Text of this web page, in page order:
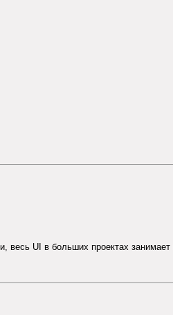
весь UI в больших проектах